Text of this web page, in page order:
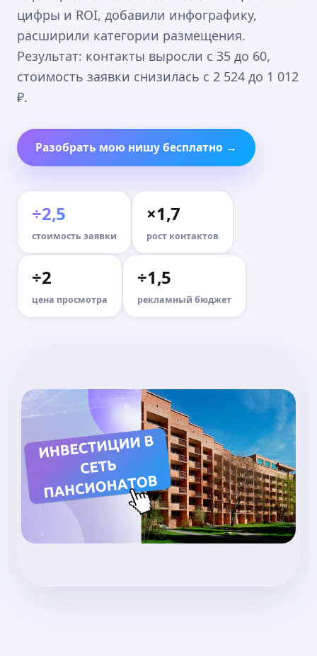
цифры и ROI, добавили инфографику,
расширили категории размещения.
Результат: контакты выросли с 35 до 60,
стоимость заявки снизилась с 2 524 до 1 012
₽.
Разобрать мою нишу бесплатно →
÷2,5
стоимость заявки
×1,7
рост контактов
÷2
цена просмотра
÷1,5
рекламный бюджет